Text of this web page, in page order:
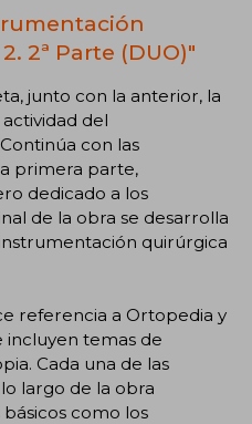
2ª Parte (DUO)"
junto con la anterior, la
del
con las
primera parte,
dedicado a los
de la obra se desarrolla
quirúrgica
referencia a Ortopedia y
incluyen temas de
Cada una de las
largo de la obra
como los